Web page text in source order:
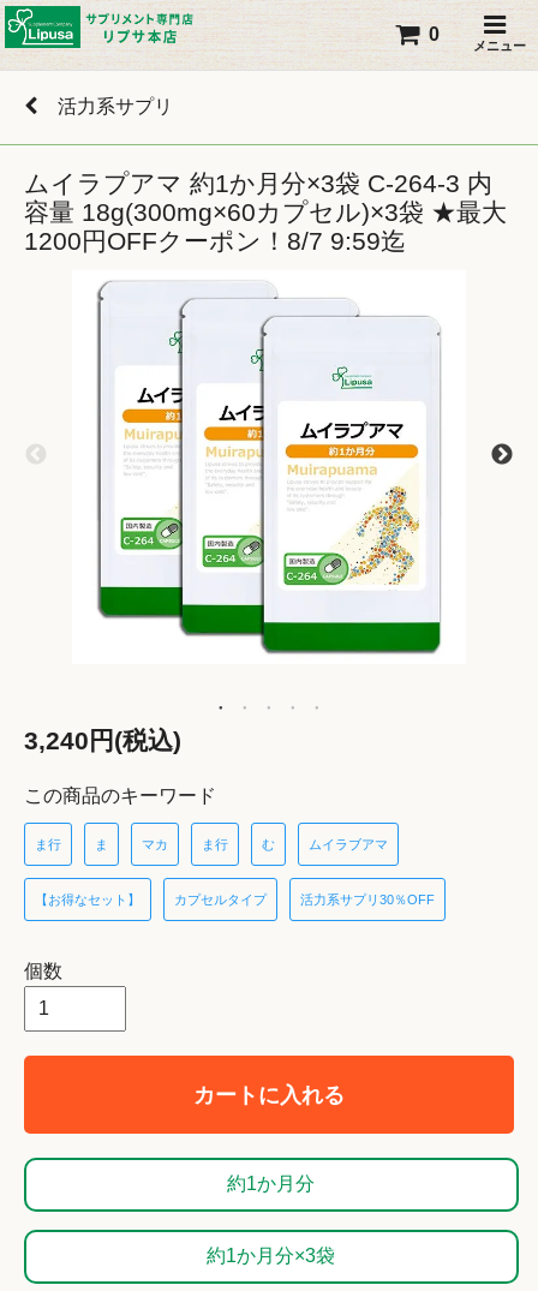
メニュー
0
活力系サプリ
ムイラプアマ 約1か月分×3袋 C-264-3 内
容量 18g(300mg×60カプセル)×3袋 ★最大
1200円OFFクーポン！8/7 9:59迄
3,240円(税込)
この商品のキーワード
ま行 ま マカ ま行 む ムイラブアマ
【お得なセット】 カプセルタイプ 活力系サプリ30％OFF
個数
カートに入れる
約1か月分
約1か月分×3袋